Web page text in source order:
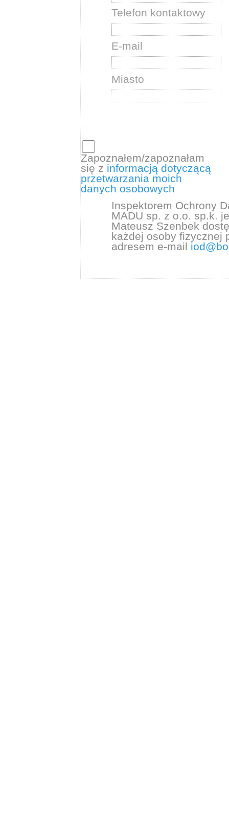
Telefon kontaktowy
E-mail
Miasto
Zapoznałem/zapoznałam
się z informacją dotyczącą
przetwarzania moich
danych osobowych
Inspektorem Ochrony
MADU sp. z o.o. sp.k.
Mateusz Szenbek
każdej osoby fizycznej
adresem e-mail